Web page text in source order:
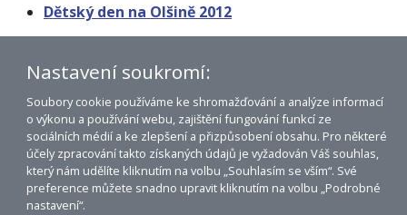
Dětský den na Olšině 2012
Dolní Třebonín na mapě
Prohlášení o přístupnosti
© 2007 - 2026 Obec Dolní Třebonín
Nastavení soukromí:
Soubory cookie používáme ke shromažďování a analýze informací
o výkonu a používání webu, zajištění fungování funkcí ze
sociálních médií a ke zlepšení a přizpůsobení obsahu. Pro některé
účely zpracování takto získaných údajů je vyžadován Váš souhlas,
který nám udělíte kliknutím na volbu „Souhlasím se vším“. Své
preference můžete snadno upravit kliknutím na volbu „Podrobné
nastavení“.